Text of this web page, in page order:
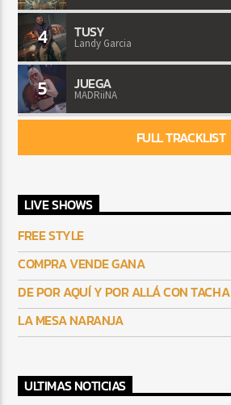
4 TUSY
Landy Garcia
5 JUEGA
MADRiiNA
FULL TRACKLIST
LIVE SHOWS
FREE STYLE
COMPRA VENDE GANA
DE POR AQUÍ Y POR ALLÁ CON TACHA
LA MESA NARANJA
ULTIMAS NOTICIAS